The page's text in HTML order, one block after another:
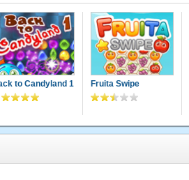
to Candyland 1 Fruita Swipe